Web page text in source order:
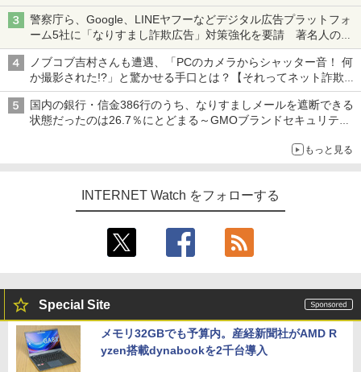
ち・ざ・ろーど！その14】【空いた時間でなにしてる？】
警察庁ら、Google、LINEヤフーなどデジタル広告プラットフォ
ーム5社に「なりすまし詐欺広告」対策強化を要請 著名人の写
真や映像を使った投資詐欺などへの対策として
ノブコブ吉村さんも遭遇、「PCのカメラからシャッター音！ 何
か撮影された!?」と驚かせる手口とは？【それってネット詐欺で
すよ！】
国内の銀行・信金386行のうち、なりすましメールを遮断できる
状態だったのは26.7％にとどまる～GMOブランドセキュリティ
もっと見る
INTERNET Watch をフォローする
Special Site
メモリ32GBでも予算内。産経新聞社がAMD R
yzen搭載dynabookを2千台導入